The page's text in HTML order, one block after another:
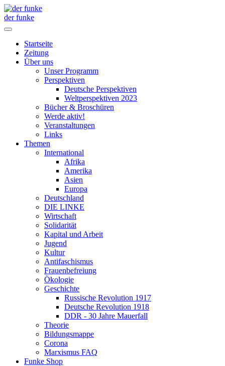
der funke
Startseite
Zeitung
Über uns
Unser Programm
Perspektiven
Deutsche Perspektiven
Weltperspektiven 2023
Bücher & Broschüren
Werde aktiv!
Veranstaltungen
Links
Themen
International
Afrika
Amerika
Asien
Europa
Deutschland
DIE LINKE
Wirtschaft
Solidarität
Kapital und Arbeit
Jugend
Kultur
Antifaschismus
Frauenbefreiung
Ökologie
Geschichte
Russische Revolution 1917
Deutsche Revolution 1918
DDR - 30 Jahre Mauerfall
Theorie
Bildungsmappe
Corona
Marxismus FAQ
Funke Shop